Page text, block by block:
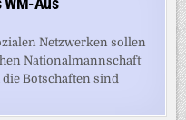
Netzwerken sollen
Nationalmannschaft
Botschaften sind